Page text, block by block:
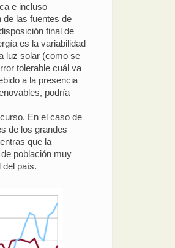
e incluso
de las fuentes de
final de
es la variabilidad
luz solar (como se
tolerable cuál va
a la presencia
podría
En el caso de
de los grandes
que la
población muy
del país.